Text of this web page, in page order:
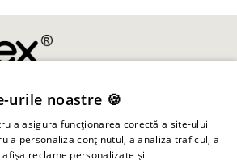
urile noastre 🍪
a asigura funcționarea corectă a site-ului
a personaliza conținutul, a analiza traficul, a
reclame personalizate și